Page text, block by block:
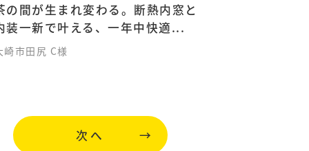
の間が生まれ変わる。断熱内窓と
装一新で叶える、一年中快適...
崎市田尻 C様
次へ